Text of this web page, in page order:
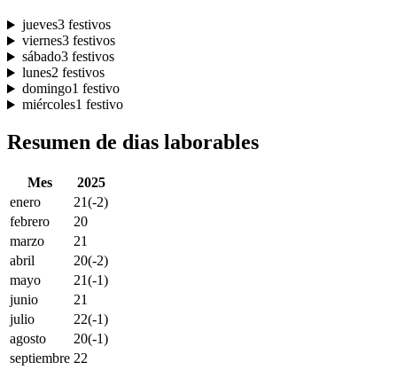
jueves3 festivos
viernes3 festivos
sábado3 festivos
lunes2 festivos
domingo1 festivo
miércoles1 festivo
Resumen de dias laborables
Mes
2025
enero
21(-2)
febrero
20
marzo
21
abril
20(-2)
mayo
21(-1)
junio
21
julio
22(-1)
agosto
20(-1)
septiembre 22